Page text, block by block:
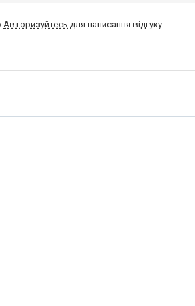
Авторизуйтесь для написання відгуку